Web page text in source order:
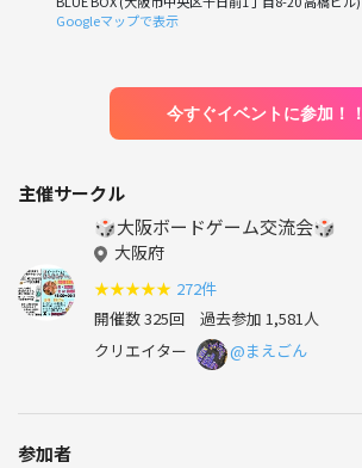
Googleマップで表示
今すぐイベントに参加！！
主催サークル
🎲大阪ボードゲーム交流会🎲
大阪府
★★★★★ 272件
開催数 325回 過去参加 1,581人
クリエイター
@まえごん
参加者